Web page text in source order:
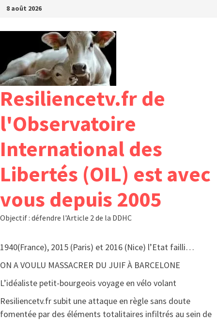
Passer
contenu
8 août 2026
Resiliencetv.fr de
l'Observatoire
International des
Libertés (OIL) est avec
vous depuis 2005
Objectif : défendre l'Article 2 de la DDHC
1940(France), 2015 (Paris) et 2016 (Nice) l’Etat failli…
ON A VOULU MASSACRER DU JUIF À BARCELONE
L’idéaliste petit-bourgeois voyage en vélo volant
Resiliencetv.fr subit une attaque en règle sans doute
fomentée par des éléments totalitaires infiltrés au sein de